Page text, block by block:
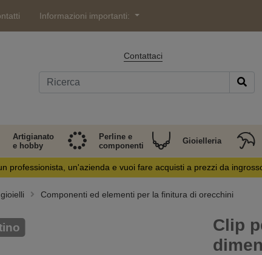
Informazioni importanti:
Contattaci
Artigianato
e hobby
Perline e
componenti
Gioielleria
professionista, un'azienda e vuoi fare acquisti a prezzi da
Componenti ed elementi per la finitura di orecchini
Clip